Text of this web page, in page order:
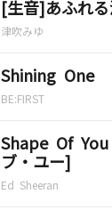
[生音]あふれ
津吹みゆ
Shining One
BE:FIRST
Shape Of You
ブ・ユー]
Ed Sheeran